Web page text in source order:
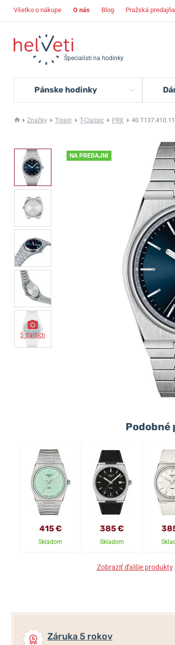
Všetko o nákupe O nás Blog Pražská predajňa
Špecialisti na hodinky
Pánske hodinky
Značky Tissot T-Classic PRX 40
NA PREDAJNI
5 ďalších
415 €
Skladom
385 €
Skladom
Zobraziť ďalšie produkty
Záruka 5 rokov